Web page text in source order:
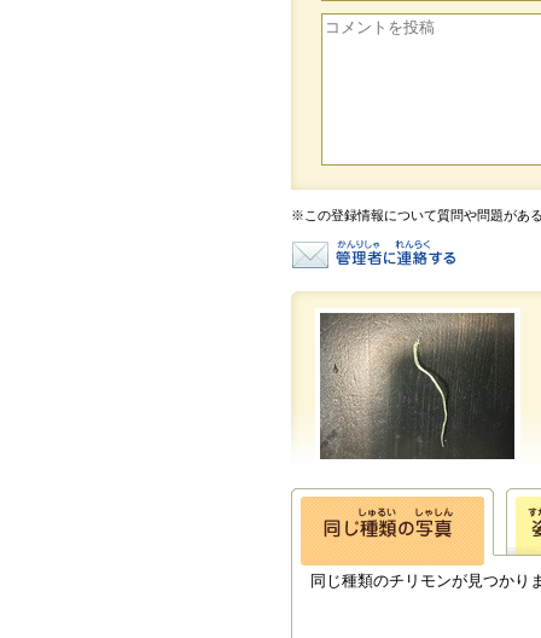
※この登録情報について質問や問題があ
同じ種類のチリモンが見つかり